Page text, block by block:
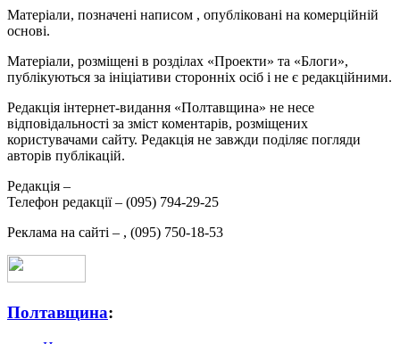
Матеріали, позначені написом , опубліковані на комерційній
основі.
Матеріали, розміщені в розділах «Проекти» та «Блоги»,
публікуються за ініціативи сторонніх осіб і не є редакційними.
Редакція інтернет-видання «Полтавщина» не несе
відповідальності за зміст коментарів, розміщених
користувачами сайту. Редакція не завжди поділяє погляди
авторів публікацій.
Редакція –
Телефон редакції – (095) 794-29-25
Реклама на сайті – , (095) 750-18-53
Полтавщина: